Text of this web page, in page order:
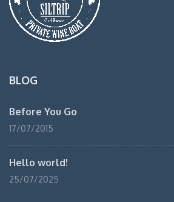
BLOG
Before You Go
17/07/2015
Hello world!
25/07/2025